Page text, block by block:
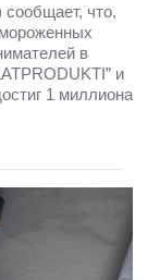
сообщает, что,
в
и
1 миллиона